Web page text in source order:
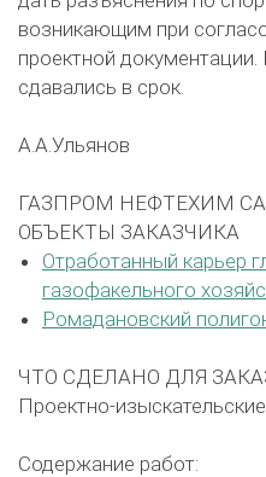
возникающим при
проектной
сдавались в срок.
А.А.Ульянов
ГАЗПРОМ НЕФТЕХИМ
ОБЪЕКТЫ ЗАКАЗЧИКА
Отработанный карьер
газофакельного
Ромадановский
ЧТО СДЕЛАНО ДЛЯ
Проектно-
Содержание работ: